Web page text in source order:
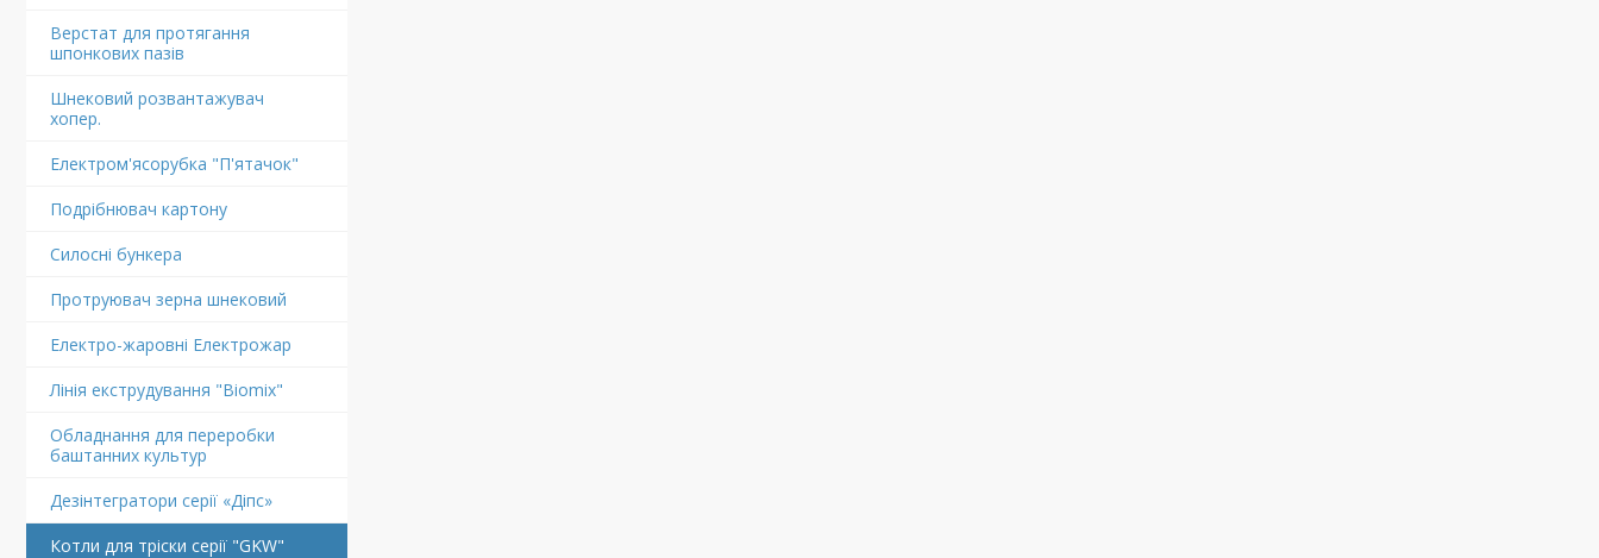
Верстат для протягання
шпонкових пазів
Шнековий розвантажувач
хопер.
Електром'ясорубка "П'ятачок"
Подрібнювач картону
Силосні бункера
Протруювач зерна шнековий
Електро-жаровні Електрожар
Лінія екструдування "Biomix"
Обладнання для переробки
баштанних культур
Дезінтегратори серії «Діпс»
Котли для тріски серії "GKW"